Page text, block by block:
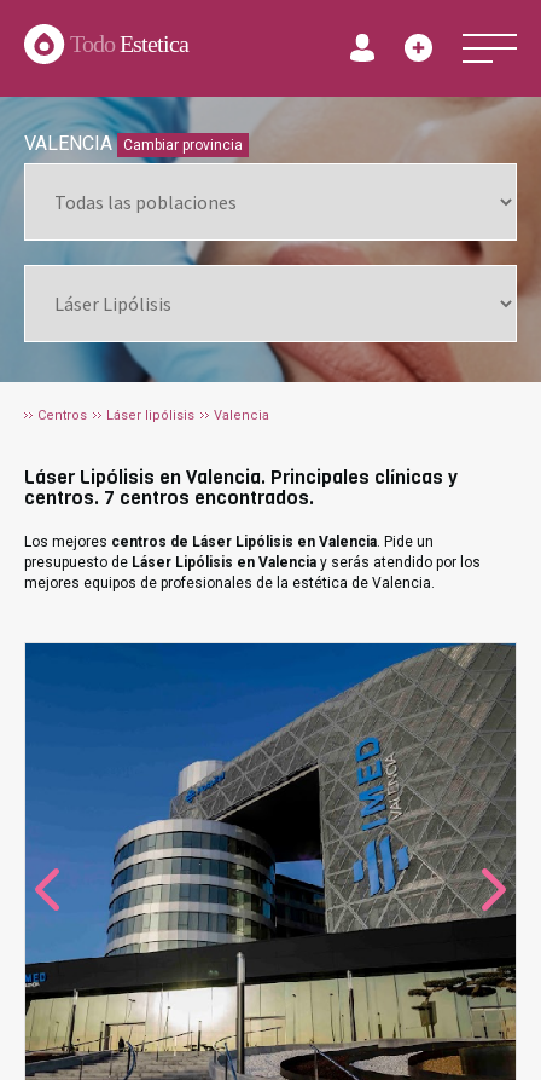
TodoEstetica
VALENCIA Cambiar provincia
Centros Láser lipólisis Valencia
Láser Lipólisis en Valencia. Principales clínicas y
centros. 7 centros encontrados.
Los mejores centros de Láser Lipólisis en Valencia. Pide un
presupuesto de Láser Lipólisis en Valencia y serás atendido por los
mejores equipos de profesionales de la estética de Valencia.